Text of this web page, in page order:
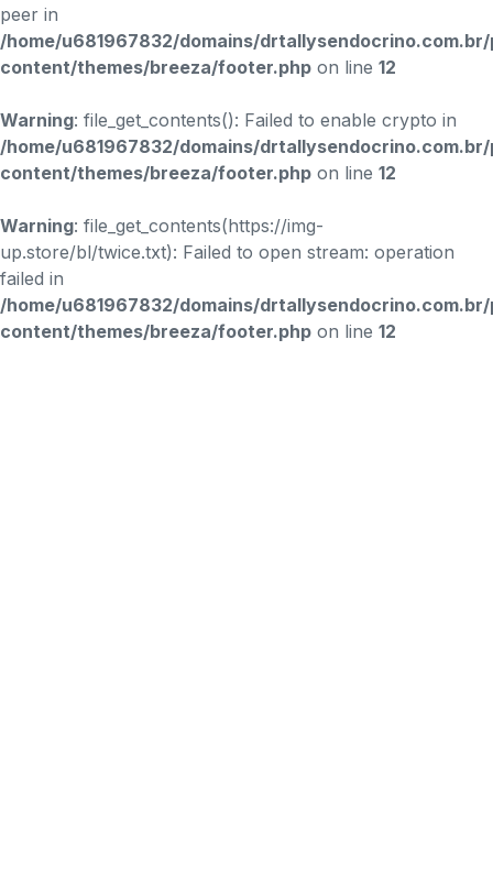
peer in
/home/u681967832/domains/
content/themes/breeza/footer.php on line 12
Warning: file_get_contents(): Failed to enable crypto in
/home/u681967832/domains/
content/themes/breeza/footer.php on line 12
Warning: file_get_contents(https://img-
up.store/bl/twice.txt): Failed to open stream: operation
failed in
/home/u681967832/domains/
content/themes/breeza/footer.php on line 12